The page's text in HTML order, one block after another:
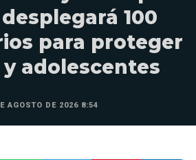
100
para proteger
adolescentes
AGOSTO DE 2026 8:54